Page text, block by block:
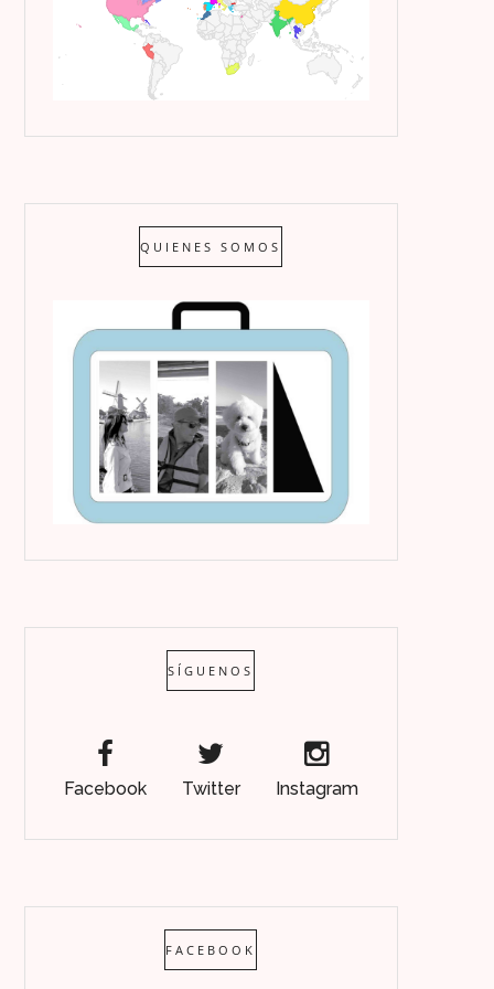
QUIENES SOMOS
SÍGUENOS
Facebook Twitter Instagram
FACEBOOK